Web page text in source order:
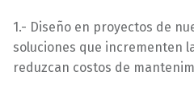
1.- Diseño en proyectos de
soluciones que incrementen
reduzcan costos de